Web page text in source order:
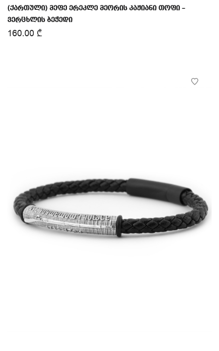
(ქართული) მეფე ერეკლე მეორის კაჟიანი თოფი –
ვერცხლის ბეჭედი
160.00 ₾